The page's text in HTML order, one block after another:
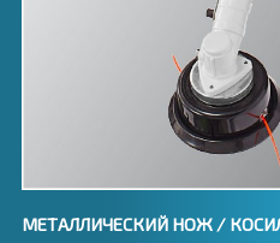
МЕТАЛЛИЧЕСКИЙ НОЖ /